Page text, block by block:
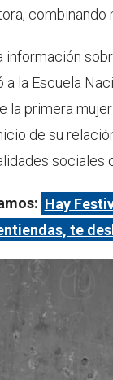
información
a la Escuela
la primera
de su
sociales
Hay
te